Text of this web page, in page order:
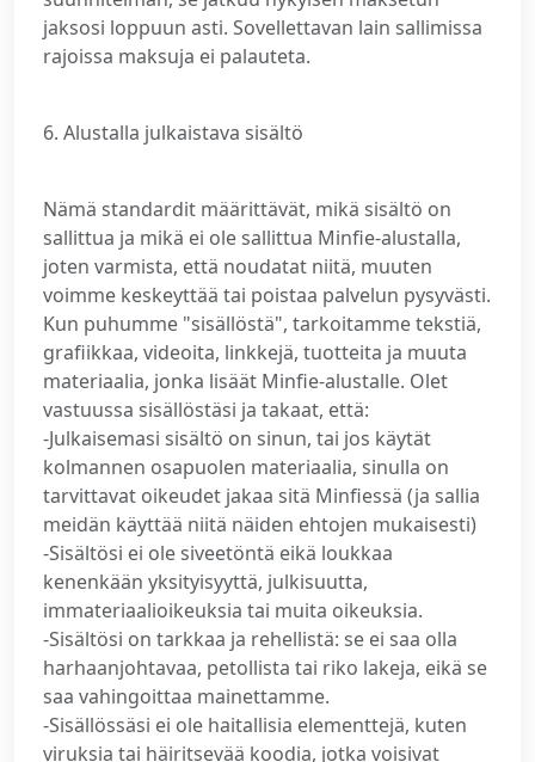
jaksosi loppuun asti. Sovellettavan lain sallimissa
rajoissa maksuja ei palauteta.
6. Alustalla julkaistava sisältö
Nämä standardit määrittävät, mikä sisältö on
sallittua ja mikä ei ole sallittua Minfie-alustalla,
joten varmista, että noudatat niitä, muuten
voimme keskeyttää tai poistaa palvelun pysyvästi.
Kun puhumme "sisällöstä", tarkoitamme tekstiä,
grafiikkaa, videoita, linkkejä, tuotteita ja muuta
materiaalia, jonka lisäät Minfie-alustalle. Olet
vastuussa sisällöstäsi ja takaat, että:
-Julkaisemasi sisältö on sinun, tai jos käytät
kolmannen osapuolen materiaalia, sinulla on
tarvittavat oikeudet jakaa sitä Minfiessä (ja sallia
meidän käyttää niitä näiden ehtojen mukaisesti)
-Sisältösi ei ole siveetöntä eikä loukkaa
kenenkään yksityisyyttä, julkisuutta,
immateriaalioikeuksia tai muita oikeuksia.
-Sisältösi on tarkkaa ja rehellistä: se ei saa olla
harhaanjohtavaa, petollista tai riko lakeja, eikä se
saa vahingoittaa mainettamme.
-Sisällössäsi ei ole haitallisia elementtejä, kuten
viruksia tai häiritsevää koodia, jotka voisivat